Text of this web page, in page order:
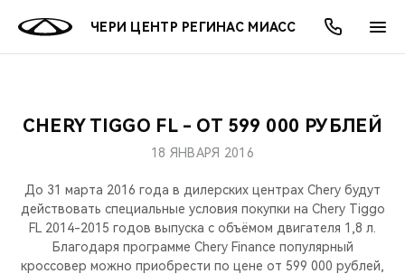
ЧЕРИ ЦЕНТР РЕГИНАС МИАСС
МОДЕЛИ
КРОССОВЕРЫ
ПОКУПАТЕЛЯМ
КРЕДИТ И СТРАХОВАНИЕ
ВЛАДЕЛЬЦАМ
ЗАПЧАСТИ И АКСЕССУАРЫ
ПОДДЕРЖКА
МИР CHERY
О БРЕНДЕ
CHERY В СОЦСЕТЯХ
АКЦИИ
ОНЛАЙН СЕРВИСЫ
КРЕДИТ
О КОМПАНИИ
МЫ В СОЦСЕТЯХ
CHERY TIGGO FL - ОТ 599 000 РУБЛЕЙ
18 ЯНВАРЯ 2016
До 31 марта 2016 года в дилерских центрах Chery будут
действовать специальные условия покупки на Chery Tiggo
FL 2014-2015 годов выпуска c объёмом двигателя 1,8 л.
Благодаря программе Chery Finance популярный
кроссовер можно приобрести по цене от 599 000 рублей,